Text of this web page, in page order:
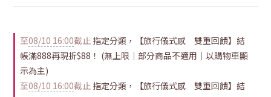
至08/10 16:00截止 指定分類，【旅行儀式感 雙重回饋】結
帳滿888再現折$88！ (無上限｜部分商品不適用｜以購物車顯
示為主)
至08/10 16:00截止 指定分類，【旅行儀式感 雙重回饋】結